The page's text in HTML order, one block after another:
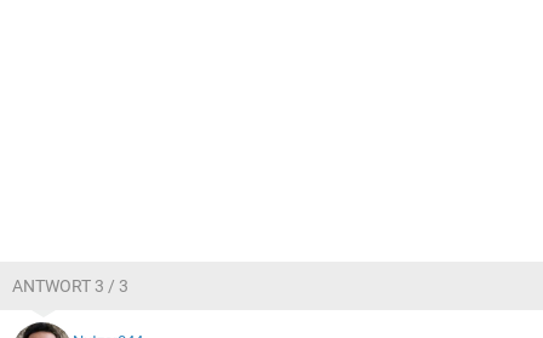
ANTWORT 3 / 3